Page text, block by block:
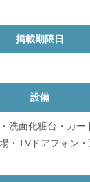
掲載期限日
設備
洗面化粧台・カー
・TVドアフォン